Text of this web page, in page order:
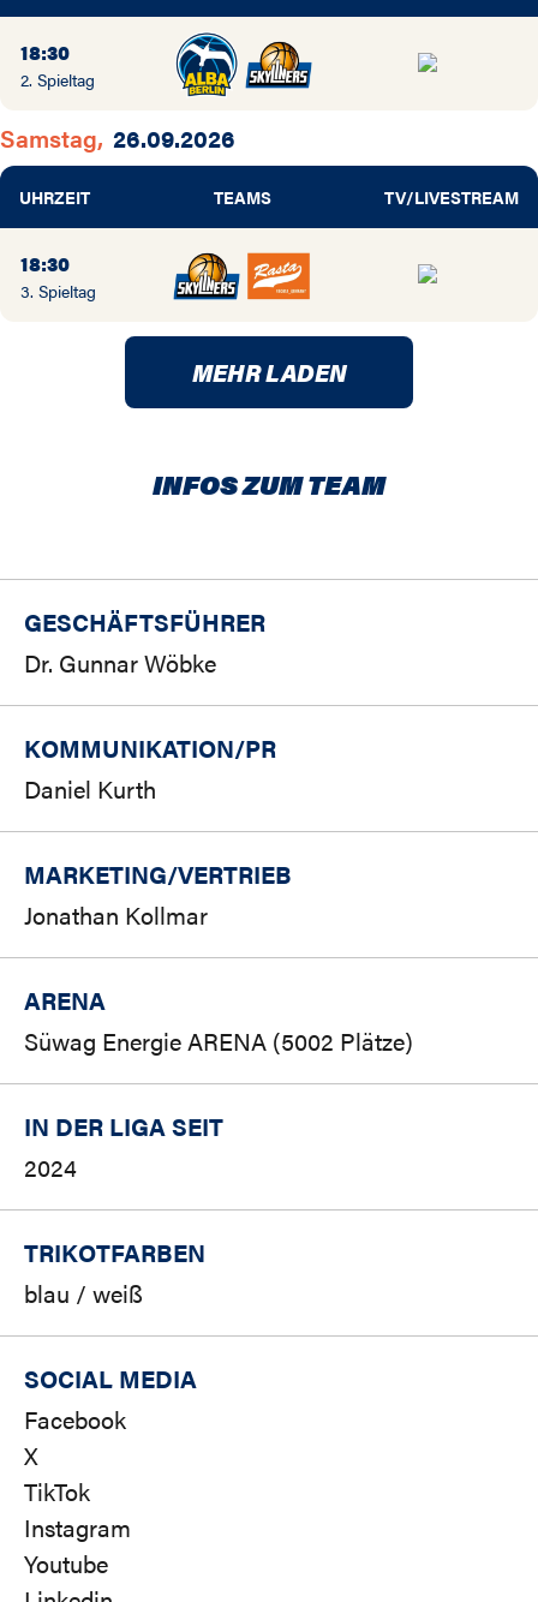
18:30
2. Spieltag
Samstag, 26.09.2026
UHRZEIT TEAMS TV/LIVESTREAM
18:30
3. Spieltag
MEHR LADEN
INFOS ZUM TEAM
GESCHÄFTSFÜHRER
Dr. Gunnar Wöbke
KOMMUNIKATION/PR
Daniel Kurth
MARKETING/VERTRIEB
Jonathan Kollmar
ARENA
Süwag Energie ARENA (5002 Plätze)
IN DER LIGA SEIT
2024
TRIKOTFARBEN
blau / weiß
SOCIAL MEDIA
Facebook
X
TikTok
Instagram
Youtube